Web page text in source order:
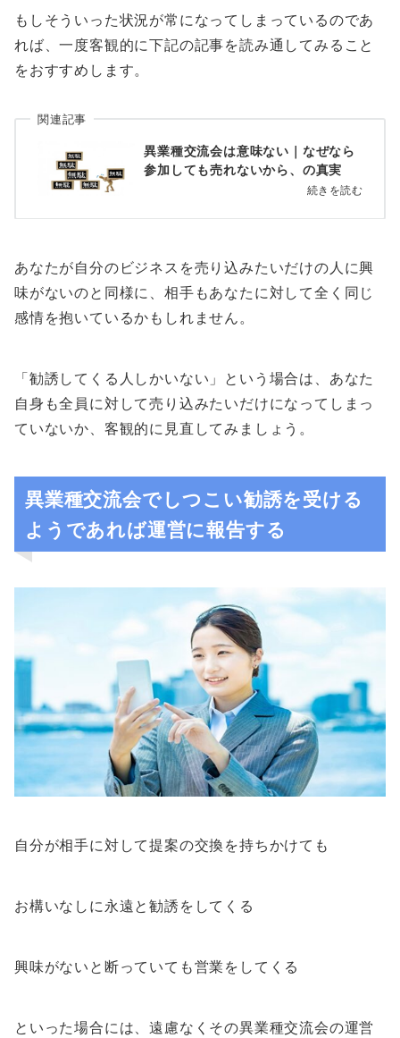
もしそういった状況が常になってしまっているのであ
れば、一度客観的に下記の記事を読み通してみること
をおすすめします。
関連記事
異業種交流会は意味ない｜なぜなら
参加しても売れないから、の真実
続きを読む
あなたが自分のビジネスを売り込みたいだけの人に興
味がないのと同様に、相手もあなたに対して全く同じ
感情を抱いているかもしれません。
「勧誘してくる人しかいない」という場合は、あなた
自身も全員に対して売り込みたいだけになってしまっ
ていないか、客観的に見直してみましょう。
異業種交流会でしつこい勧誘を受ける
ようであれば運営に報告する
自分が相手に対して提案の交換を持ちかけても
お構いなしに永遠と勧誘をしてくる
興味がないと断っていても営業をしてくる
といった場合には、遠慮なくその異業種交流会の運営